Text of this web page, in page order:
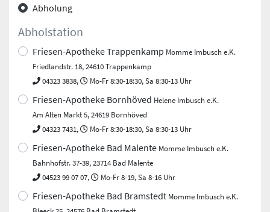
Abholung
Abholstation
Friesen-Apotheke Trappenkamp Momme Imbusch e.K.
Friedlandstr. 18, 24610 Trappenkamp
04323 3838,
Mo-Fr 8:30-18:30, Sa 8:30-13 Uhr
Friesen-Apotheke Bornhöved Helene Imbusch e.K.
Am Alten Markt 5, 24619 Bornhöved
04323 7431,
Mo-Fr 8:30-18:30, Sa 8:30-13 Uhr
Friesen-Apotheke Bad Malente Momme Imbusch e.K.
Bahnhofstr. 37-39, 23714 Bad Malente
04523 99 07 07,
Mo-Fr 8-19, Sa 8-16 Uhr
Friesen-Apotheke Bad Bramstedt Momme Imbusch e.K.